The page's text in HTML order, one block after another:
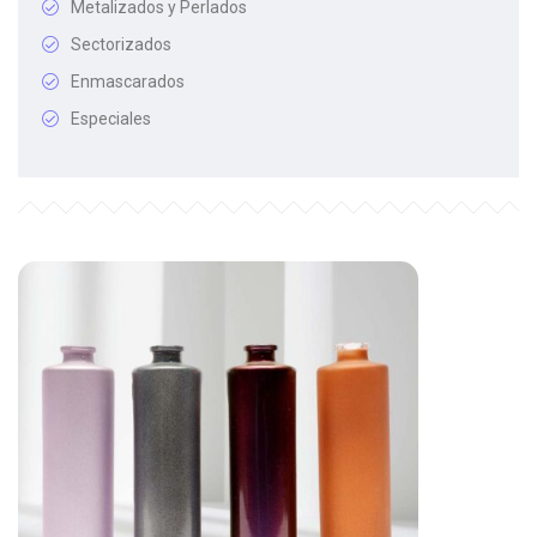
Metalizados y Perlados
Sectorizados
Enmascarados
Especiales